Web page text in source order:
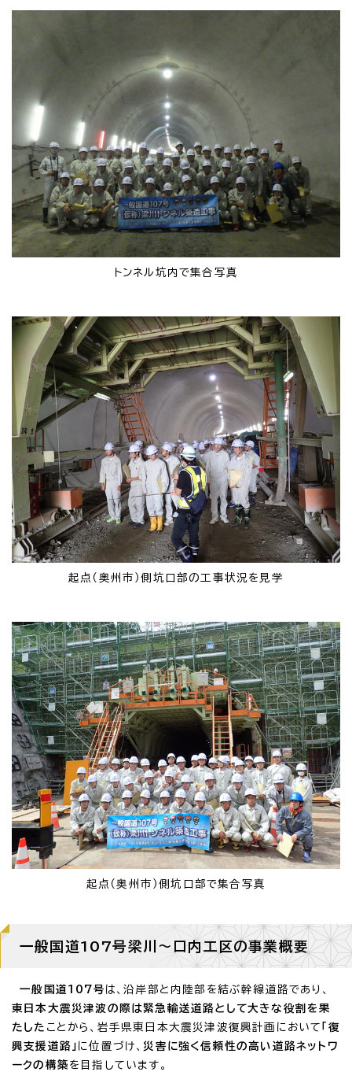
トンネル坑内で集合写真
起点（奥州市）側坑口部の工事状況を見学
起点（奥州市）側坑口部で集合写真
一般国道107号梁川～口内工区の事業概要
一般国道107号 は、沿岸部と内陸部を結ぶ幹線道路であり、
東日本大震災津波の際は緊急輸送道路として大きな役割を果
たした ことから、岩手県東日本大震災津波復興計画において 「復
興支援道路」 に位置づけ、 災害に強く信頼性の高い道路ネットワ
ークの構築 を目指しています。